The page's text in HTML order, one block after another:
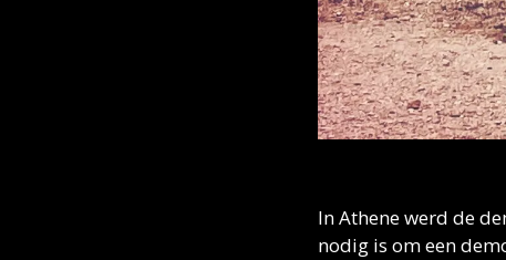
In Athene werd de
nodig is om een